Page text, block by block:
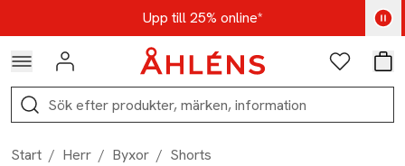
Hoppa till navigationsmenynUpp till 25% online*
Kod: AUG25 - Shoppa nu
Logga in Favoriter
Sök
Start / Herr / Byxor / Shorts